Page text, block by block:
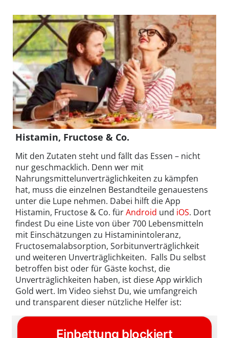
Histamin, Fructose & Co.
Mit den Zutaten steht und fällt das Essen – nicht
nur geschmacklich. Denn wer mit
Nahrungsmittelunverträglichkeiten zu kämpfen
hat, muss die einzelnen Bestandteile genauestens
unter die Lupe nehmen. Dabei hilft die App
Histamin, Fructose & Co. fürAndroid und iOS. Dort
findest Du eine Liste von über 700 Lebensmitteln
mit Einschätzungen zu Histaminintoleranz,
Fructosemalabsorption, Sorbitunverträglichkeit
und weiteren Unverträglichkeiten. Falls Du selbst
betroffen bist oder für Gäste kochst, die
Unverträglichkeiten haben, ist diese App wirklich
Gold wert. Im Video siehst Du, wie umfangreich
und transparent dieser nützliche Helfer ist: